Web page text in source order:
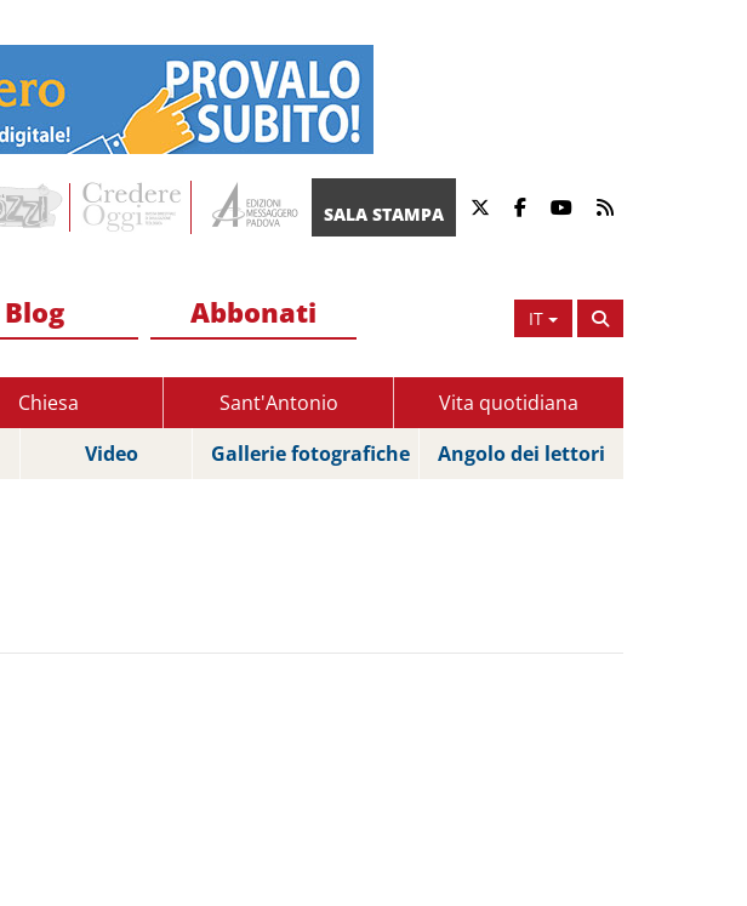
SALA STAMPA
IT
Blog Abbonati
Chiesa Sant'Antonio
Vita quotidiana
Video Gallerie fotografiche Angolo dei lettori